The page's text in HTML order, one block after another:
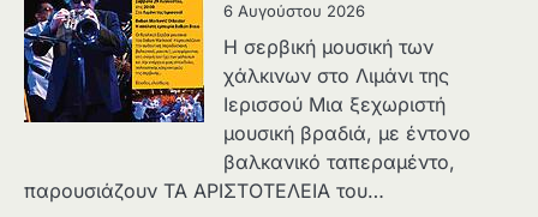
6 Αυγούστου 2026
Η σερβική μουσική των
χάλκινων στο Λιμάνι της
Ιερισσού Μια ξεχωριστή
μουσική βραδιά, με έντονο
βαλκανικό ταπεραμέντο,
παρουσιάζουν ΤΑ ΑΡΙΣΤΟΤΕΛΕΙΑ του…